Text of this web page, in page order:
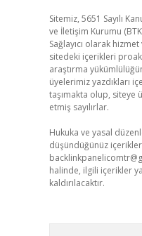
Sitemiz, 5651 Sayılı
ve İletişim Kurumu
Sağlayıcı olarak
sitedeki içerikleri
araştırma
üyelerimiz yazdıkları
taşımakta olup, siteye
etmiş sayılırlar.
Hukuka ve yasal
düşündüğünüz
halinde, ilgili içerikler
kaldırılacaktır.